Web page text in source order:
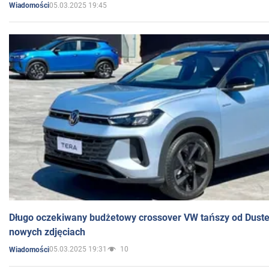
Wiadomości05.03.2025 19:45
Długo oczekiwany budżetowy crossover VW tańszy od
nowych zdjęciach
Wiadomości05.03.2025 19:31 10